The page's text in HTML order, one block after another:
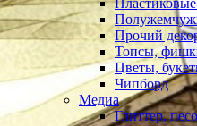
Прочий
Топсы,
Цветы,
Чипборд
Медиа
Глиттер,